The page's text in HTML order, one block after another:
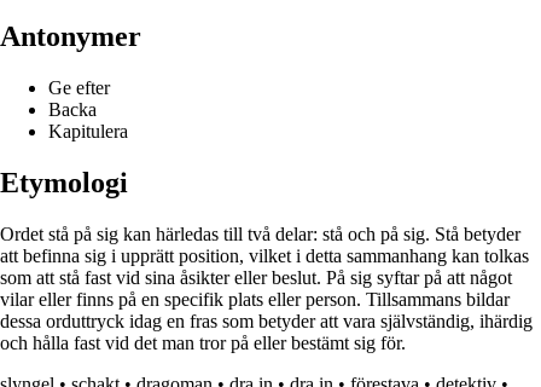
Antonymer
Ge efter
Backa
Kapitulera
Etymologi
Ordet stå på sig kan härledas till två delar: stå och på sig. Stå betyder
att befinna sig i upprätt position, vilket i detta sammanhang kan tolkas
som att stå fast vid sina åsikter eller beslut. På sig syftar på att något
vilar eller finns på en specifik plats eller person. Tillsammans bildar
dessa orduttryck idag en fras som betyder att vara självständig, ihärdig
och hålla fast vid det man tror på eller bestämt sig för.